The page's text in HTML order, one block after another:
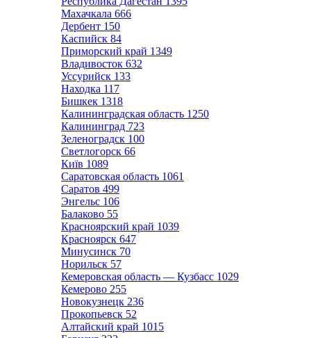
Махачкала 666
Дербент 150
Каспийск 84
Приморский край 1349
Владивосток 632
Уссурийск 133
Находка 117
Бишкек 1318
Калининградская область 1250
Калининград 723
Зеленоградск 100
Светлогорск 66
Київ 1089
Саратовская область 1061
Саратов 499
Энгельс 106
Балаково 55
Красноярский край 1039
Красноярск 647
Минусинск 70
Норильск 57
Кемеровская область — Кузбасс 1029
Кемерово 255
Новокузнецк 236
Прокопьевск 52
Алтайский край 1015